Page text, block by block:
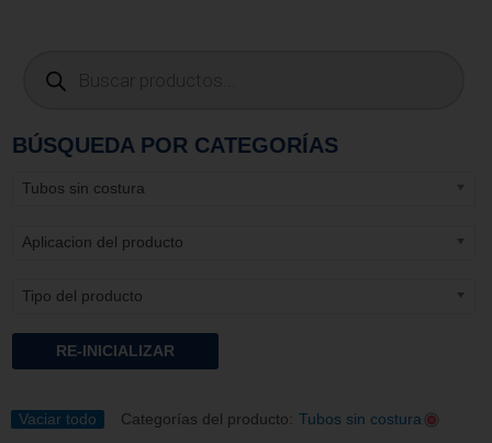
BÚSQUEDA POR CATEGORÍAS
Tubos sin costura
Aplicacion del producto
Tipo del producto
RE-INICIALIZAR
Vaciar todo Categorías del producto: Tubos sin costura